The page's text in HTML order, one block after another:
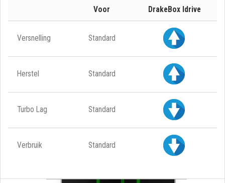
Voor DrakeBox Idrive
Versnelling Standard
Herstel Standard
Turbo Lag Standard
Verbruik Standard